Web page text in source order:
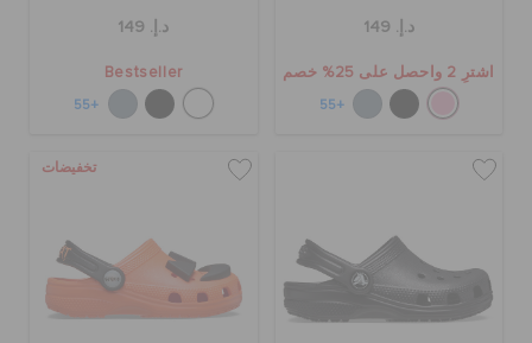
د.إ. 149
اشترِ 2 واحصل على 25% خصم
+55
د.إ. 149
Bestseller
+55
تخفيضات